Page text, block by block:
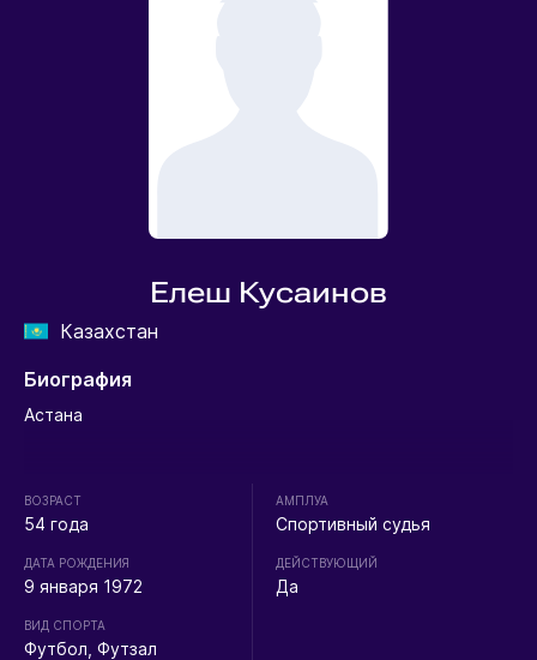
Елеш Кусаинов
Казахстан
Биография
Астана
ВОЗРАСТ
54 года
ДАТА РОЖДЕНИЯ
9 января 1972
ВИД СПОРТА
Футбол, Футзал
АМПЛУА
Спортивный судья
ДЕЙСТВУЮЩИЙ
Да